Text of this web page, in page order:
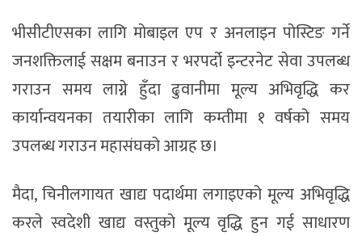
भीसीटीएसका लागि मोबाइल एप र अनलाइन पोस्टिङ गर्ने
जनशक्तिलाई सक्षम बनाउन र भरपर्दो इन्टरनेट सेवा उपलब्ध
गराउन समय लाग्ने हुँदा ढुवानीमा मूल्य अभिवृद्धि कर
कार्यान्वयनका तयारीका लागि कम्तीमा १ वर्षको समय
उपलब्ध गराउन महासंघको आग्रह छ।
मैदा, चिनीलगायत खाद्य पदार्थमा लगाइएको मूल्य अभिवृद्धि
करले स्वदेशी खाद्य वस्तुको मूल्य वृद्धि हुन गई साधारण